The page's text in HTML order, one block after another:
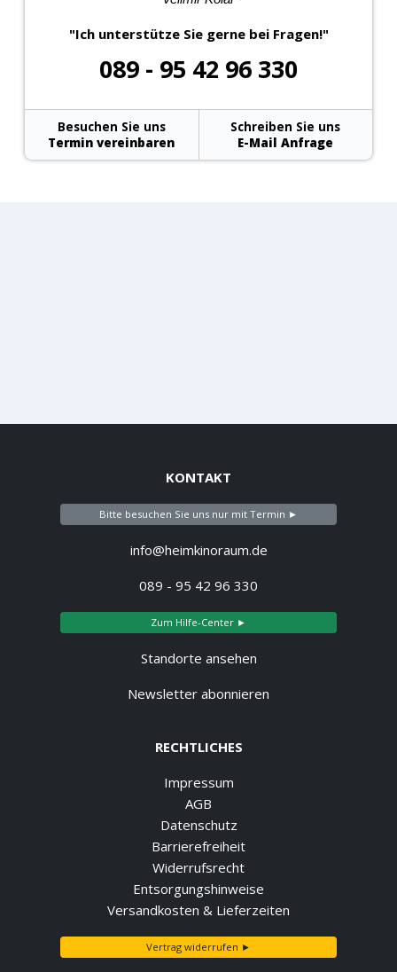
"Ich unterstütze Sie gerne bei Fragen!"
089 - 95 42 96 330
Besuchen Sie uns
Termin vereinbaren
Schreiben Sie uns
E-Mail Anfrage
KONTAKT
Bitte besuchen Sie uns nur mit Termin ►
info@heimkinoraum.de
089 - 95 42 96 330
Zum Hilfe-Center ►
Standorte ansehen
Newsletter abonnieren
RECHTLICHES
Impressum
AGB
Datenschutz
Barrierefreiheit
Widerrufsrecht
Entsorgungshinweise
Versandkosten & Lieferzeiten
Vertrag widerrufen ►